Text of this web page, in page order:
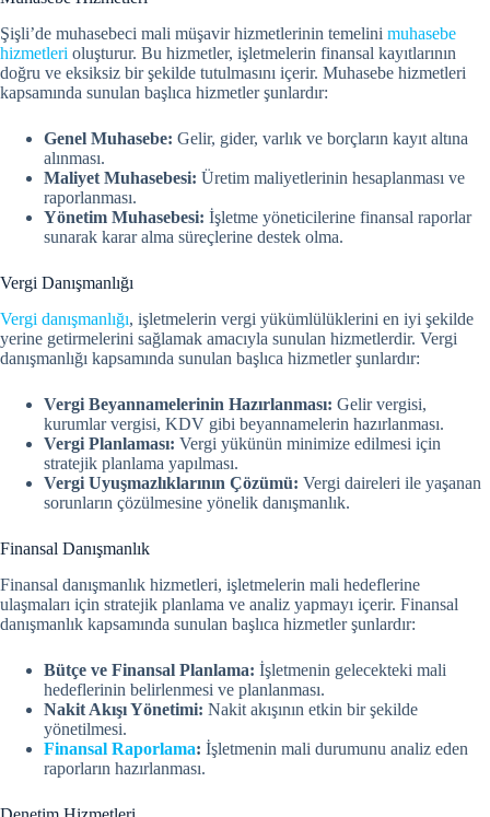
Şişli’de muhasebeci mali müşavir hizmetlerinin temelini muhasebe
hizmetleri oluşturur. Bu hizmetler, işletmelerin finansal kayıtlarının
doğru ve eksiksiz bir şekilde tutulmasını içerir. Muhasebe hizmetleri
kapsamında sunulan başlıca hizmetler şunlardır:
Genel Muhasebe: Gelir, gider, varlık ve borçların kayıt altına
alınması.
Maliyet Muhasebesi: Üretim maliyetlerinin hesaplanması ve
raporlanması.
Yönetim Muhasebesi: İşletme yöneticilerine finansal raporlar
sunarak karar alma süreçlerine destek olma.
Vergi Danışmanlığı
Vergi danışmanlığı, işletmelerin vergi yükümlülüklerini en iyi şekilde
yerine getirmelerini sağlamak amacıyla sunulan hizmetlerdir. Vergi
danışmanlığı kapsamında sunulan başlıca hizmetler şunlardır:
Vergi Beyannamelerinin Hazırlanması: Gelir vergisi,
kurumlar vergisi, KDV gibi beyannamelerin hazırlanması.
Vergi Planlaması: Vergi yükünün minimize edilmesi için
stratejik planlama yapılması.
Vergi Uyuşmazlıklarının Çözümü: Vergi daireleri ile yaşanan
sorunların çözülmesine yönelik danışmanlık.
Finansal Danışmanlık
Finansal danışmanlık hizmetleri, işletmelerin mali hedeflerine
ulaşmaları için stratejik planlama ve analiz yapmayı içerir. Finansal
danışmanlık kapsamında sunulan başlıca hizmetler şunlardır:
Bütçe ve Finansal Planlama: İşletmenin gelecekteki mali
hedeflerinin belirlenmesi ve planlanması.
Nakit Akışı Yönetimi: Nakit akışının etkin bir şekilde
yönetilmesi.
Finansal Raporlama: İşletmenin mali durumunu analiz eden
raporların hazırlanması.